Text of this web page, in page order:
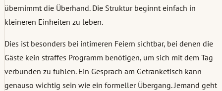
übernimmt die Überhand. Die Struktur beginnt einfach in
kleineren Einheiten zu leben.
Dies ist besonders bei intimeren Feiern sichtbar, bei denen die
Gäste kein straffes Programm benötigen, um sich mit dem Tag
verbunden zu fühlen. Ein Gespräch am Getränketisch kann
genauso wichtig sein wie ein formeller Übergang. Jemand geht